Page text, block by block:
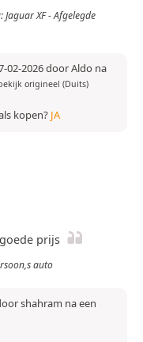
XF - Afgelegde
02-2026 door Aldo na
origineel (Duits)
kopen? JA
prijs
auto
shahram na een